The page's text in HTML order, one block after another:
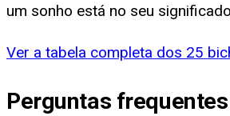
um sonho está no seu
Ver a tabela completa dos 25
Perguntas frequentes